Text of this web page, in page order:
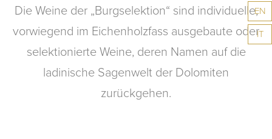
EN
IT
Die Weine der „Burgselektion“ sind individuelle,
vorwiegend im Eichenholzfass ausgebaute oder
selektionierte Weine, deren Namen auf die
ladinische Sagenwelt der Dolomiten
zurückgehen.